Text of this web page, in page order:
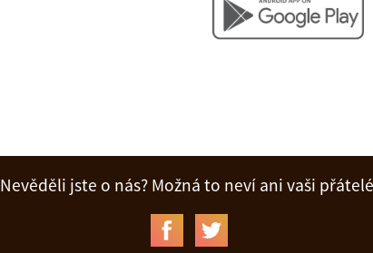
Nevěděli jste o nás? Možná to neví ani vaši